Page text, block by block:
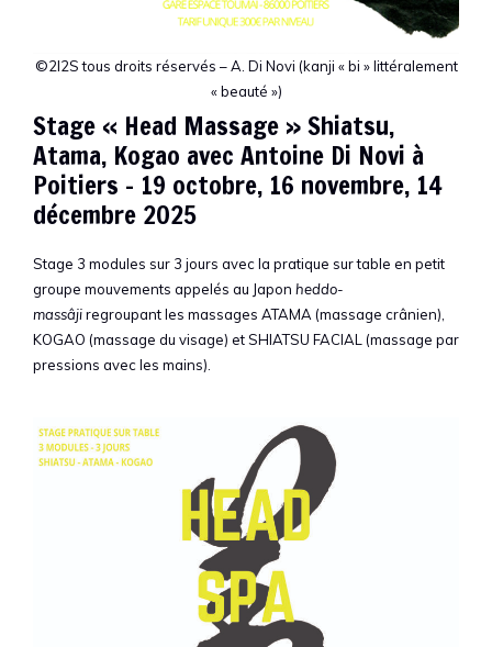
©2I2S tous droits réservés – A. Di Novi (kanji « bi » littéralement
« beauté »)
Stage « Head Massage » Shiatsu,
Atama, Kogao avec Antoine Di Novi à
Poitiers – 19 octobre, 16 novembre, 14
décembre 2025
Stage 3 modules sur 3 jours avec la pratique sur table en petit
groupe mouvements appelés au Japon heddo-
massâjiregroupant les massages ATAMA (massage crânien),
KOGAO (massage du visage) et SHIATSU FACIAL (massage par
pressions avec les mains).